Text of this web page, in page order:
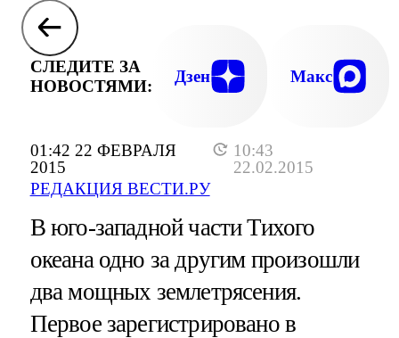
01:42 22 ФЕВРАЛЯ
2015
10:43
22.02.2015
РЕДАКЦИЯ ВЕСТИ.РУ
СЛЕДИТЕ ЗА
НОВОСТЯМИ:
Дзен Макс
В юго-западной части Тихого
океана одно за другим произошли
два мощных землетрясения.
Первое зарегистрировано в